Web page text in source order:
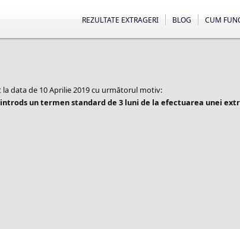
CUM
BLOG
REZULTATE EXTRAGERI
data de 10 Aprilie 2019 cu următorul motiv:
un termen standard de 3 luni de la efectuarea unei